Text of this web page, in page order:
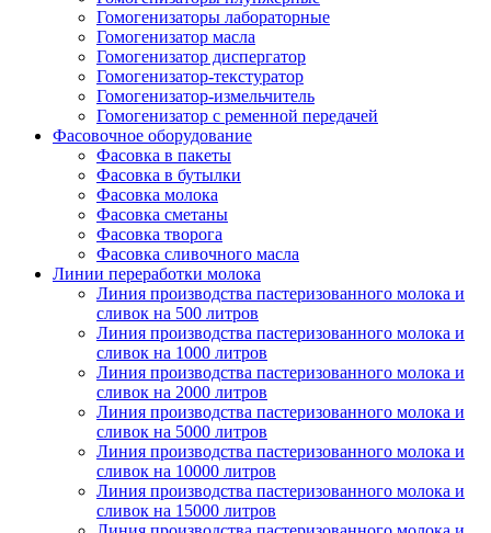
Гомогенизаторы лабораторные
Гомогенизатор масла
Гомогенизатор диспергатор
Гомогенизатор-текстуратор
Гомогенизатор-измельчитель
Гомогенизатор с ременной передачей
Фасовочное оборудование
Фасовка в пакеты
Фасовка в бутылки
Фасовка молока
Фасовка сметаны
Фасовка творога
Фасовка сливочного масла
Линии переработки молока
Линия производства пастеризованного молока и
сливок на 500 литров
Линия производства пастеризованного молока и
сливок на 1000 литров
Линия производства пастеризованного молока и
сливок на 2000 литров
Линия производства пастеризованного молока и
сливок на 5000 литров
Линия производства пастеризованного молока и
сливок на 10000 литров
Линия производства пастеризованного молока и
сливок на 15000 литров